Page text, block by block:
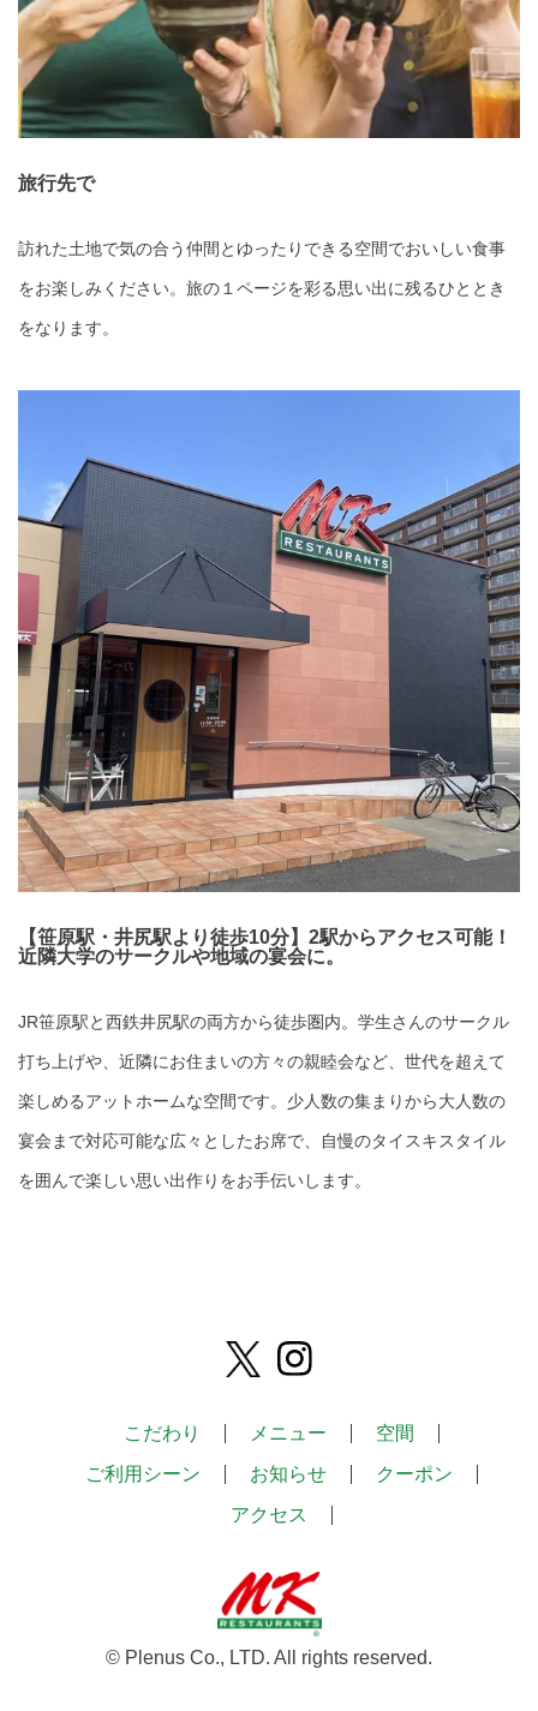
旅行先で
訪れた土地で気の合う仲間とゆったりできる空間でおいしい食事
をお楽しみください。旅の１ページを彩る思い出に残るひととき
をなります。
【笹原駅・井尻駅より徒歩10分】2駅からアクセス可能！
近隣大学のサークルや地域の宴会に。
JR笹原駅と西鉄井尻駅の両方から徒歩圏内。学生さんのサークル
打ち上げや、近隣にお住まいの方々の親睦会など、世代を超えて
楽しめるアットホームな空間です。少人数の集まりから大人数の
宴会まで対応可能な広々としたお席で、自慢のタイスキスタイル
を囲んで楽しい思い出作りをお手伝いします。
こだわり メニュー
空間
ご利用シーン
お知らせ
クーポン
アクセス
© Plenus Co., LTD. All rights reserved.